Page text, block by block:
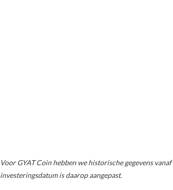
VoorGYAT Coinhebben we historische gegevens vanaf
investeringsdatum is daarop aangepast.